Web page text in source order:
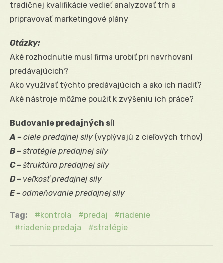
tradičnej kvalifikácie vedieť analyzovať trh a
pripravovať marketingové plány
Otázky:
Aké rozhodnutie musí firma urobiť pri navrhovaní
predávajúcich?
Ako využívať týchto predávajúcich a ako ich riadiť?
Aké nástroje môžme použiť k zvýšeniu ich práce?
Budovanie predajných síl
A –ciele predajnej sily (vyplývajú z cieľových trhov)
B –stratégie predajnej sily
C –štruktúra predajnej sily
D – veľkosť predajnej sily
E –odmeňovanie predajnej sily
Tag: kontrola predaj
riadenie
riadenie predaja
stratégie